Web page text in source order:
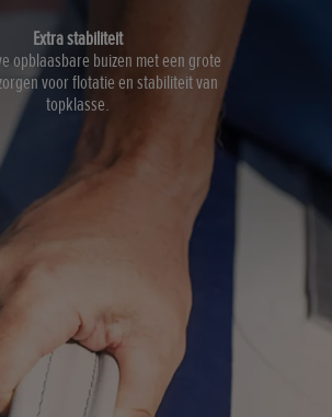
Extra stabiliteit
opblaasbare buizen met een grote
voor flotatie en stabiliteit van
topklasse.